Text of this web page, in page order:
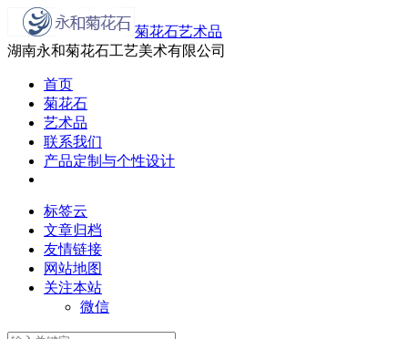
菊花石艺术品
湖南永和菊花石工艺美术有限公司
首页
菊花石
艺术品
联系我们
产品定制与个性设计
标签云
文章归档
友情链接
网站地图
关注本站
微信